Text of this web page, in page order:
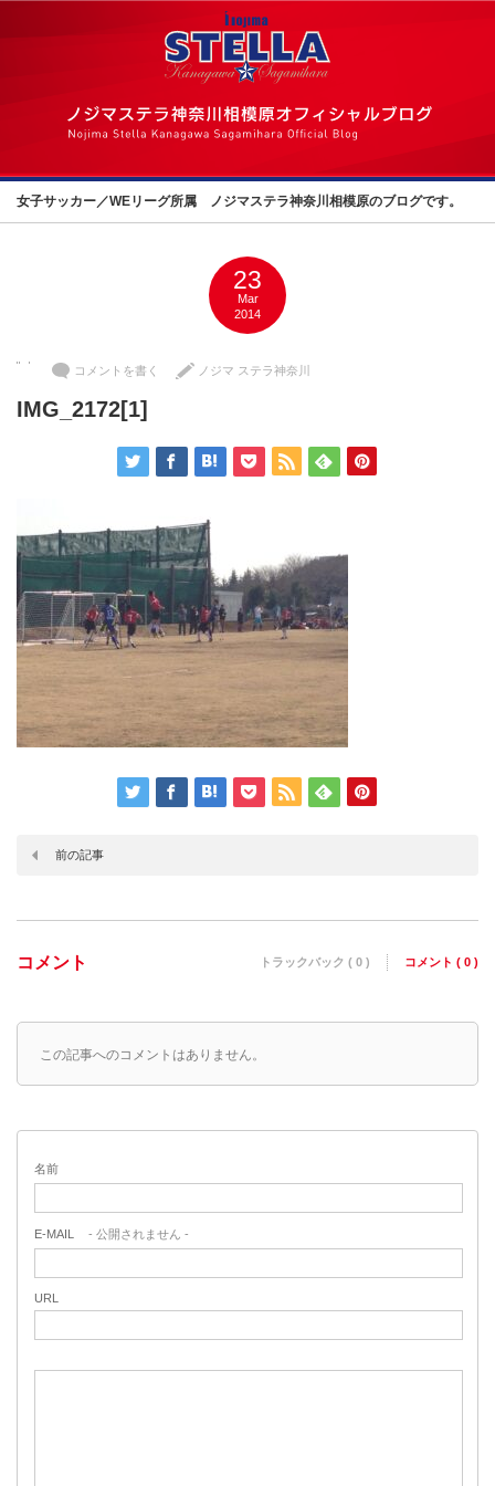
女子サッカー／WEリーグ所属 ノジマステラ神奈川相模原のブログです。
23
Mar
2014
コメントを書く ノジマ ステラ神奈川
IMG_2172[1]
前の記事
コメント トラックバック ( 0 ) コメント ( 0 )
この記事へのコメントはありません。
名前
E-MAIL - 公開されません -
URL